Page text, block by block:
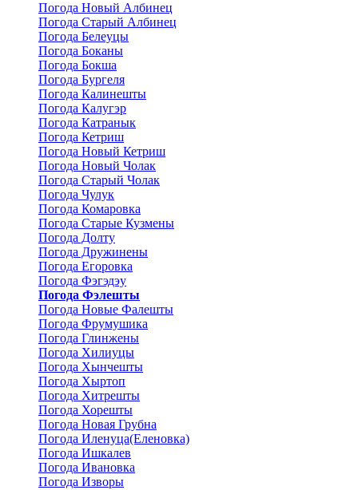
Погода Новый Албинец
Погода Старый Албинец
Погода Белеуцы
Погода Боканы
Погода Бокша
Погода Бургеля
Погода Калинешты
Погода Калугэр
Погода Катранык
Погода Кетриш
Погода Новый Кетриш
Погода Новый Чолак
Погода Старый Чолак
Погода Чулук
Погода Комаровка
Погода Старые Кузмены
Погода Долту
Погода Дружинены
Погода Егоровка
Погода Фэгэдэу
Погода Фэлешты
Погода Новые Фалешты
Погода Фрумушика
Погода Глинжены
Погода Хилиуцы
Погода Хынчешты
Погода Хыртоп
Погода Хитрешты
Погода Хорешты
Погода Новая Грубна
Погода Иленуца(Еленовка)
Погода Ишкалев
Погода Ивановка
Погода Изворы